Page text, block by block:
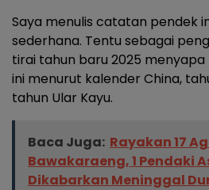
Saya menulis catatan pendek
sederhana. Tentu sebagai
tirai tahun baru 2025 menyapa
ini menurut kalender China,
tahun Ular Kayu.
Baca Juga: Rayakan 17
Bawakaraeng, 1 Pendaki
Dikabarkan Meninggal